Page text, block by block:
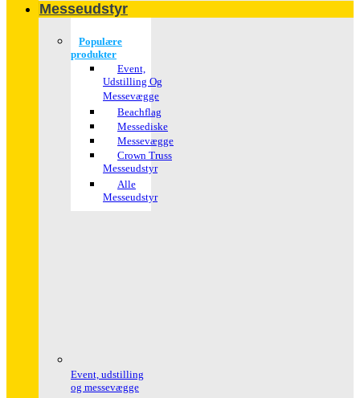
Messeudstyr
Populære
produkter
Event,
Udstilling Og
Messevægge
Beachflag
Messediske
Messevægge
Crown Truss
Messeudstyr
Alle
Messeudstyr
Event, udstilling
og messevægge